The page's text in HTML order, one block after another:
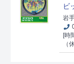
ビ
岩
[時
（